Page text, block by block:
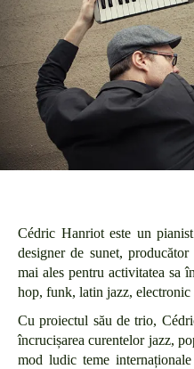
Cédric Hanriot este un
designer de sunet,
mai ales pentru activitatea sa
hop, funk, latin jazz, electronic
Cu proiectul său de trio,
încrucișarea curentelor jazz,
mod ludic teme